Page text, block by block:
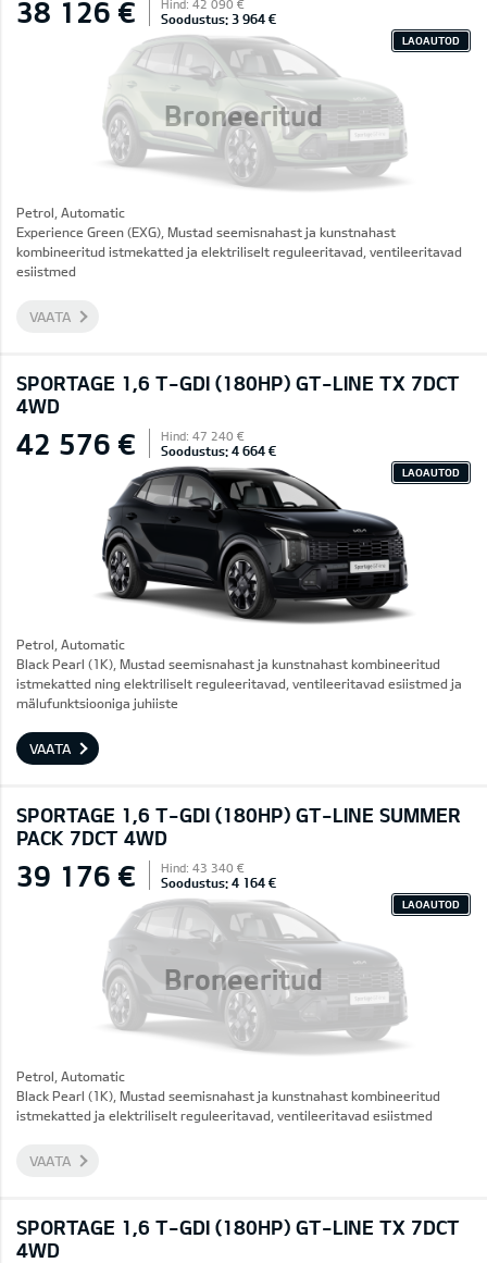
Broneeritud
38 126 € Hind: 42 090 €
Soodustus: 3 964 €
LAOAUTOD
Petrol, Automatic
Experience Green (EXG), Mustad seemisnahast ja kunstnahast
kombineeritud istmekatted ja elektriliselt reguleeritavad, ventileeritavad
esiistmed
VAATA
SPORTAGE 1,6 T-GDI (180HP) GT-LINE TX 7DCT
4WD
42 576 € Hind: 47 240 €
Soodustus: 4 664 €
LAOAUTOD
Petrol, Automatic
Black Pearl (1K), Mustad seemisnahast ja kunstnahast kombineeritud
istmekatted ning elektriliselt reguleeritavad, ventileeritavad esiistmed ja
mälufunktsiooniga juhiiste
VAATA
SPORTAGE 1,6 T-GDI (180HP) GT-LINE SUMMER
PACK 7DCT 4WD
Broneeritud
39 176 € Hind: 43 340 €
Soodustus: 4 164 €
LAOAUTOD
Petrol, Automatic
Black Pearl (1K), Mustad seemisnahast ja kunstnahast kombineeritud
istmekatted ja elektriliselt reguleeritavad, ventileeritavad esiistmed
VAATA
SPORTAGE 1,6 T-GDI (180HP) GT-LINE TX 7DCT
4WD